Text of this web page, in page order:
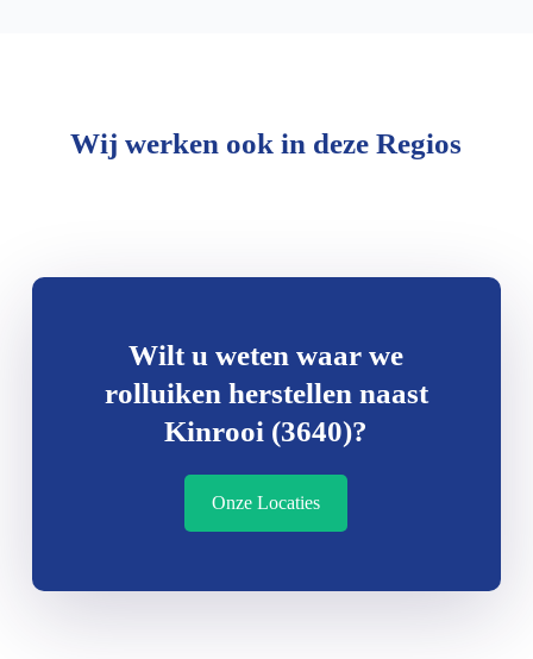
Wij werken ook in deze Regios
Wilt u weten waar we
rolluiken herstellen naast
Kinrooi (3640)?
Onze Locaties